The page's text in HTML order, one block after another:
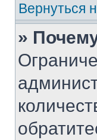
Вернуться
»